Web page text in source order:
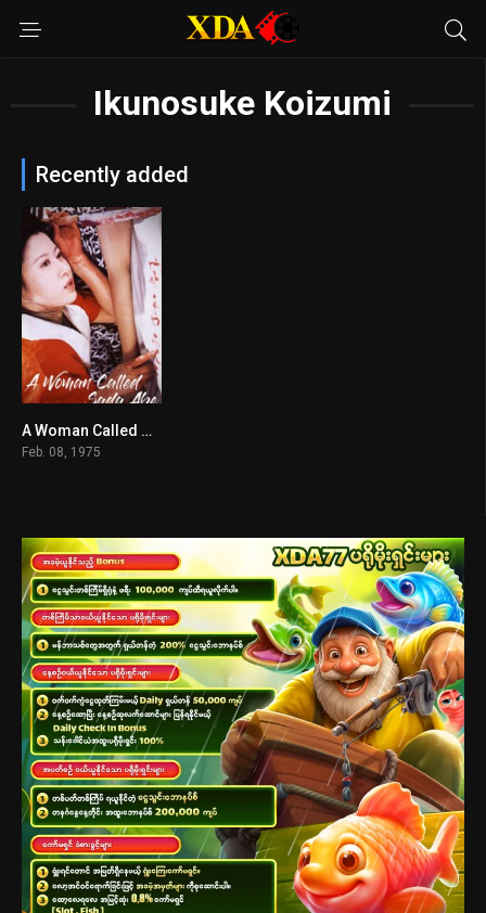
Ikunosuke Koizumi
Recently added
6.1
A Woman Called Sada Abe
Feb. 08, 1975